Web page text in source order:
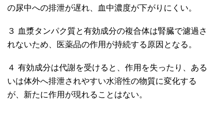
の尿中への排泄が遅れ、血中濃度が下がりにくい。
３ 血漿タンパク質と有効成分の複合体は腎臓で濾過さ
れないため、医薬品の作用が持続する原因となる。
４ 有効成分は代謝を受けると、作用を失ったり、ある
いは体外へ排泄されやすい水溶性の物質に変化する
が、新たに作用が現れることはない。